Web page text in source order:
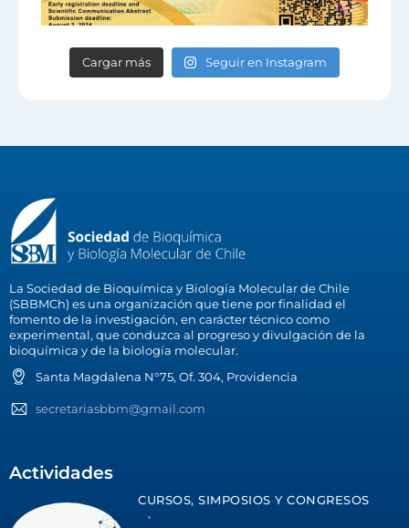
Cargar más Seguir en Instagram
La Sociedad de Bioquímica y Biología Molecular de Chile
(SBBMCh) es una organización que tiene por finalidad el
fomento de la investigación, en carácter técnico como
experimental, que conduzca al progreso y divulgación de la
bioquímica y de la biología molecular.
Santa Magdalena N°75, Of. 304, Providencia
secretariasbbm@gmail.com
Actividades
CURSOS, SIMPOSIOS Y CONGRESOS